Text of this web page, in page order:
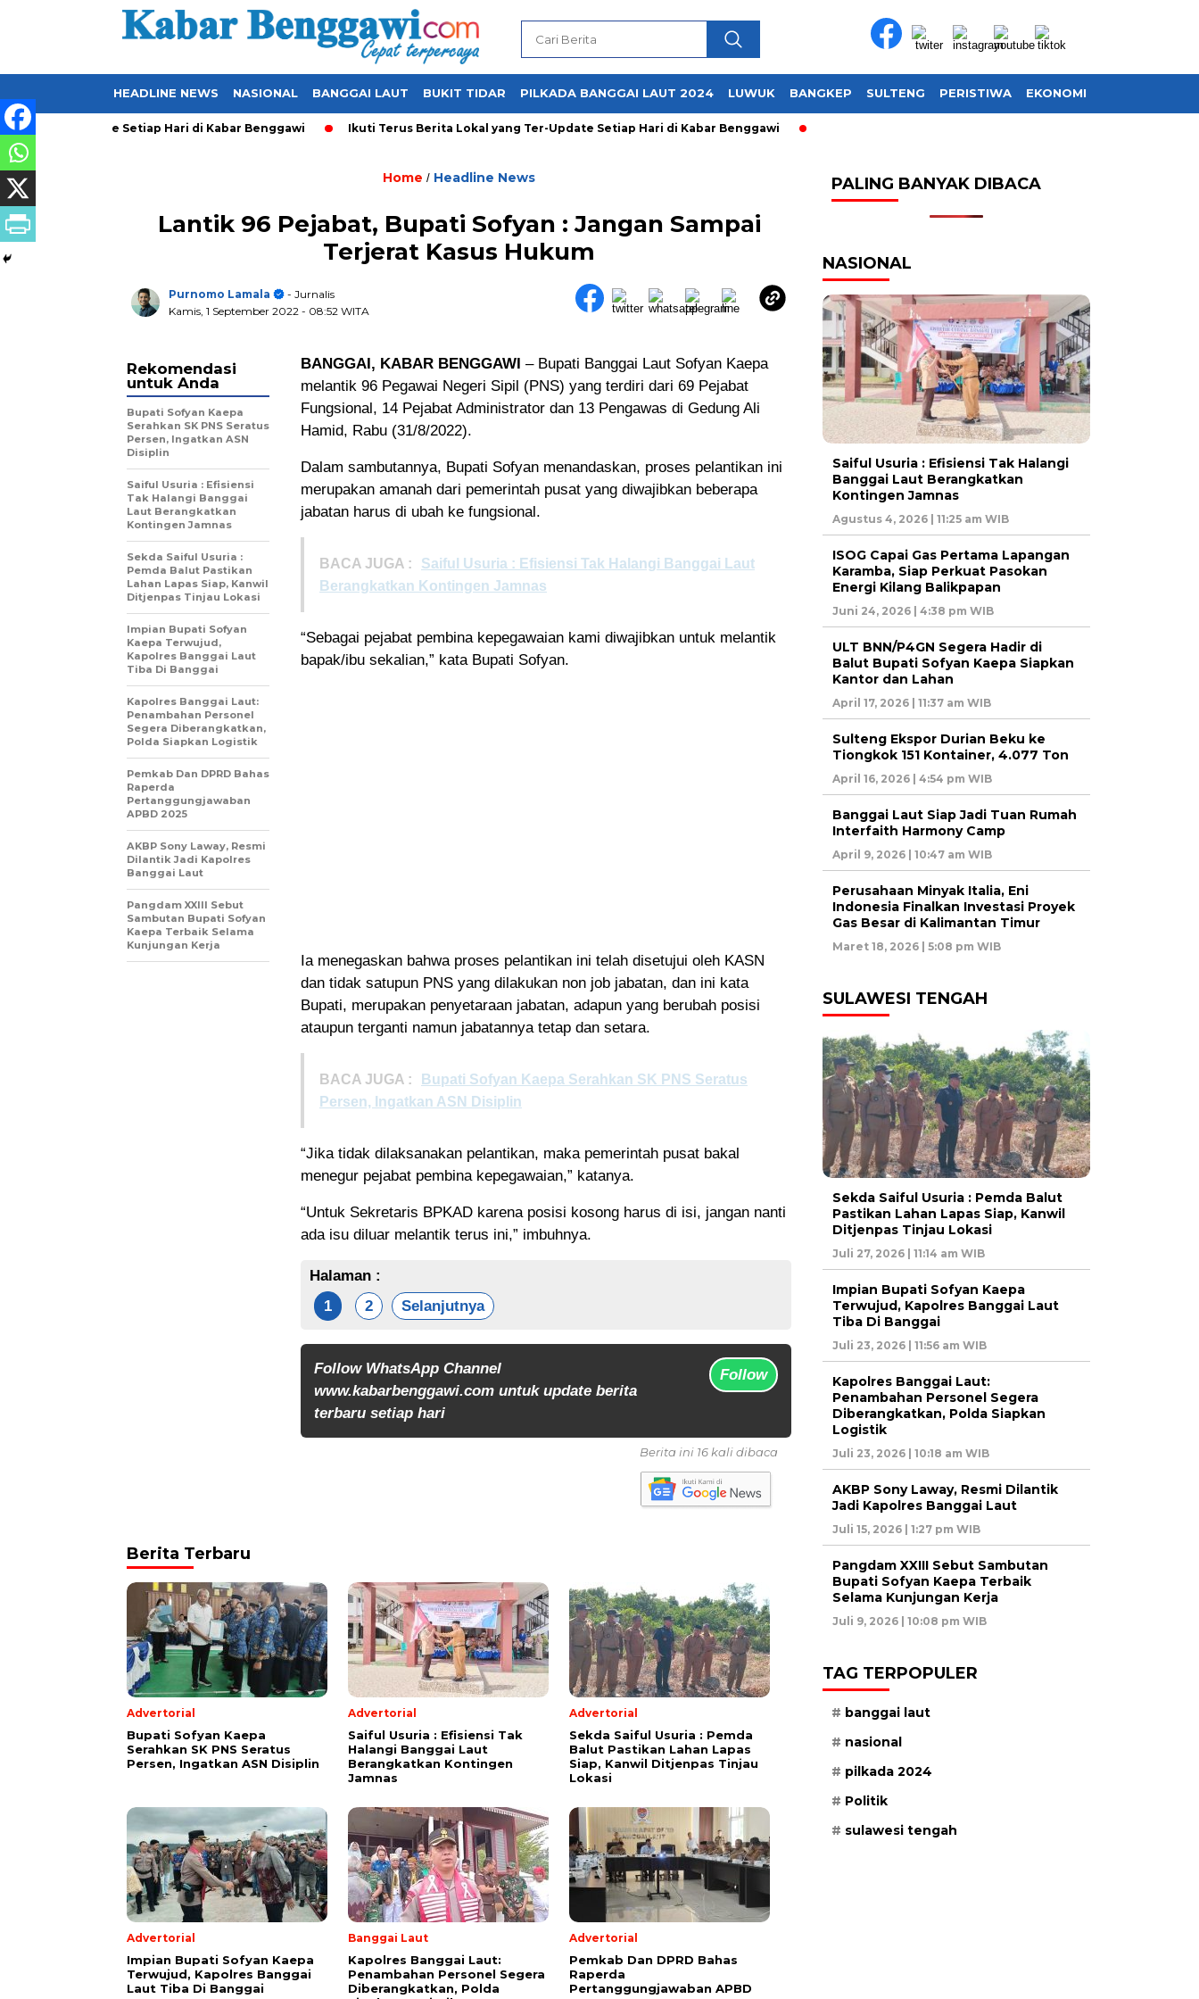
HEADLINE NEWS NASIONAL BANGGAI LAUT BUKIT TIDAR PILKADA BANGGAI LAUT 2024 LUWUK BANGKEP SULTENG PERISTIWA EKONOMI
Ter-Update Setiap Hari di Kabar Benggawi Ikuti Terus Berita Lokal yang Ter-Update Setiap Hari di Kabar Benggawi
Home / Headline News
Lantik 96 Pejabat, Bupati Sofyan : Jangan Sampai
Terjerat Kasus Hukum
Purnomo Lamala
- Jurnalis
Kamis, 1 September 2022 - 08:52 WITA
BANGGAI, KABAR BENGGAWI – Bupati Banggai Laut Sofyan Kaepa
melantik 96 Pegawai Negeri Sipil (PNS) yang terdiri dari 69 Pejabat
Fungsional, 14 Pejabat Administrator dan 13 Pengawas di Gedung Ali
Hamid, Rabu (31/8/2022).
Dalam sambutannya, Bupati Sofyan menandaskan, proses pelantikan ini
merupakan amanah dari pemerintah pusat yang diwajibkan beberapa
jabatan harus di ubah ke fungsional.
BACA JUGA :
Saiful Usuria : Efisiensi Tak Halangi Banggai Laut
Berangkatkan Kontingen Jamnas
“Sebagai pejabat pembina kepegawaian kami diwajibkan untuk melantik
bapak/ibu sekalian,” kata Bupati Sofyan.
Ia menegaskan bahwa proses pelantikan ini telah disetujui oleh KASN
dan tidak satupun PNS yang dilakukan non job jabatan, dan ini kata
Bupati, merupakan penyetaraan jabatan, adapun yang berubah posisi
ataupun terganti namun jabatannya tetap dan setara.
BACA JUGA :
Bupati Sofyan Kaepa Serahkan SK PNS Seratus
Persen, Ingatkan ASN Disiplin
“Jika tidak dilaksanakan pelantikan, maka pemerintah pusat bakal
menegur pejabat pembina kepegawaian,” katanya.
“Untuk Sekretaris BPKAD karena posisi kosong harus di isi, jangan nanti
ada isu diluar melantik terus ini,” imbuhnya.
Halaman :
1
2 Selanjutnya
Follow WhatsApp Channel
www.kabarbenggawi.com untuk update berita
terbaru setiap hari
Follow
Rekomendasi
untuk Anda
Bupati Sofyan Kaepa
Serahkan SK PNS Seratus
Persen, Ingatkan ASN
Disiplin
Saiful Usuria : Efisiensi
Tak Halangi Banggai
Laut Berangkatkan
Kontingen Jamnas
Sekda Saiful Usuria :
Pemda Balut Pastikan
Lahan Lapas Siap, Kanwil
Ditjenpas Tinjau Lokasi
Impian Bupati Sofyan
Kaepa Terwujud,
Kapolres Banggai Laut
Tiba Di Banggai
Kapolres Banggai Laut:
Penambahan Personel
Segera Diberangkatkan,
Polda Siapkan Logistik
Pemkab Dan DPRD Bahas
Raperda
Pertanggungjawaban
APBD 2025
AKBP Sony Laway, Resmi
Dilantik Jadi Kapolres
Banggai Laut
Pangdam XXIII Sebut
Sambutan Bupati Sofyan
Kaepa Terbaik Selama
Kunjungan Kerja
Berita ini 16 kali dibaca
Berita Terbaru
Advertorial
Bupati Sofyan Kaepa
Serahkan SK PNS Seratus
Persen, Ingatkan ASN Disiplin
Advertorial
Saiful Usuria : Efisiensi Tak
Halangi Banggai Laut
Berangkatkan Kontingen
Jamnas
Advertorial
Sekda Saiful Usuria : Pemda
Balut Pastikan Lahan Lapas
Siap, Kanwil Ditjenpas Tinjau
Lokasi
Advertorial
Impian Bupati Sofyan Kaepa
Terwujud, Kapolres Banggai
Laut Tiba Di Banggai
Banggai Laut
Kapolres Banggai Laut:
Penambahan Personel Segera
Diberangkatkan, Polda
Advertorial
Pemkab Dan DPRD Bahas
Raperda
Pertanggungjawaban APBD
PALING BANYAK DIBACA
NASIONAL
Saiful Usuria : Efisiensi Tak Halangi
Banggai Laut Berangkatkan
Kontingen Jamnas
Agustus 4, 2026 | 11:25 am WIB
ISOG Capai Gas Pertama Lapangan
Karamba, Siap Perkuat Pasokan
Energi Kilang Balikpapan
Juni 24, 2026 | 4:38 pm WIB
ULT BNN/P4GN Segera Hadir di
Balut Bupati Sofyan Kaepa Siapkan
Kantor dan Lahan
April 17, 2026 | 11:37 am WIB
Sulteng Ekspor Durian Beku ke
Tiongkok 151 Kontainer, 4.077 Ton
April 16, 2026 | 4:54 pm WIB
Banggai Laut Siap Jadi Tuan Rumah
Interfaith Harmony Camp
April 9, 2026 | 10:47 am WIB
Perusahaan Minyak Italia, Eni
Indonesia Finalkan Investasi Proyek
Gas Besar di Kalimantan Timur
Maret 18, 2026 | 5:08 pm WIB
SULAWESI TENGAH
Sekda Saiful Usuria : Pemda Balut
Pastikan Lahan Lapas Siap, Kanwil
Ditjenpas Tinjau Lokasi
Juli 27, 2026 | 11:14 am WIB
Impian Bupati Sofyan Kaepa
Terwujud, Kapolres Banggai Laut
Tiba Di Banggai
Juli 23, 2026 | 11:56 am WIB
Kapolres Banggai Laut:
Penambahan Personel Segera
Diberangkatkan, Polda Siapkan
Logistik
Juli 23, 2026 | 10:18 am WIB
AKBP Sony Laway, Resmi Dilantik
Jadi Kapolres Banggai Laut
Juli 15, 2026 | 1:27 pm WIB
Pangdam XXIII Sebut Sambutan
Bupati Sofyan Kaepa Terbaik
Selama Kunjungan Kerja
Juli 9, 2026 | 10:08 pm WIB
TAG TERPOPULER
banggai laut
nasional
pilkada 2024
Politik
sulawesi tengah